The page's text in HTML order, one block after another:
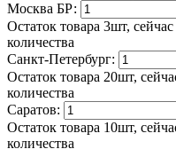
Москва БР:
Остаток товара 3шт, сейчас
количества
Санкт-Петербург:
Остаток товара 20шт,
количества
Саратов:
Остаток товара 10шт,
количества